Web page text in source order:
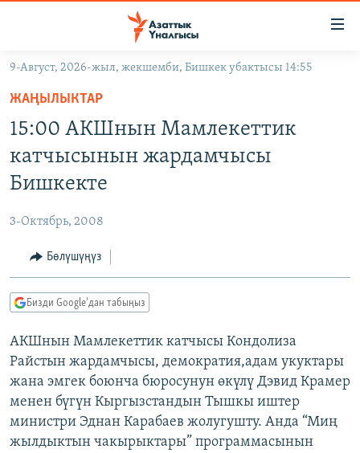
Навигацияга
өтүңүз
салыңыз
МАДАНИЯТ
УКРАИНА
ТВ ПРОГРАММАЛАР
БҮГҮН АЗАТТЫКТА
ДАНИСТЕ
ЭЖЕ-СИҢДИЛЕР
АЗАТТЫК+
ЫҢГАЙСЫЗ СУРООЛОР
ПОДКАСТ
ОНЛАЙН ШЕРИНЕ
9-Август, 2026-жыл, жекшемби, Бишкек убактысы 14:55
ЖАҢЫЛЫКТАР
15:00 АКШнын Мамлекеттик
катчысынын жардамчысы
Бишкекте
3-Октябрь, 2008
Бөлүшүңүз
Бизди Google'дан табыңыз
АКШнын Мамлекеттик катчысы Кондолиза
Райстын жардамчысы, демократия,адам укуктары
жана эмгек боюнча бюросунун өкүлү Дэвид Крамер
менен бүгүн Кыргызстандын Тышкы иштер
министри Эднан Карабаев жолугушту. Анда “Миң
жылдыктын чакырыктары” программасынын